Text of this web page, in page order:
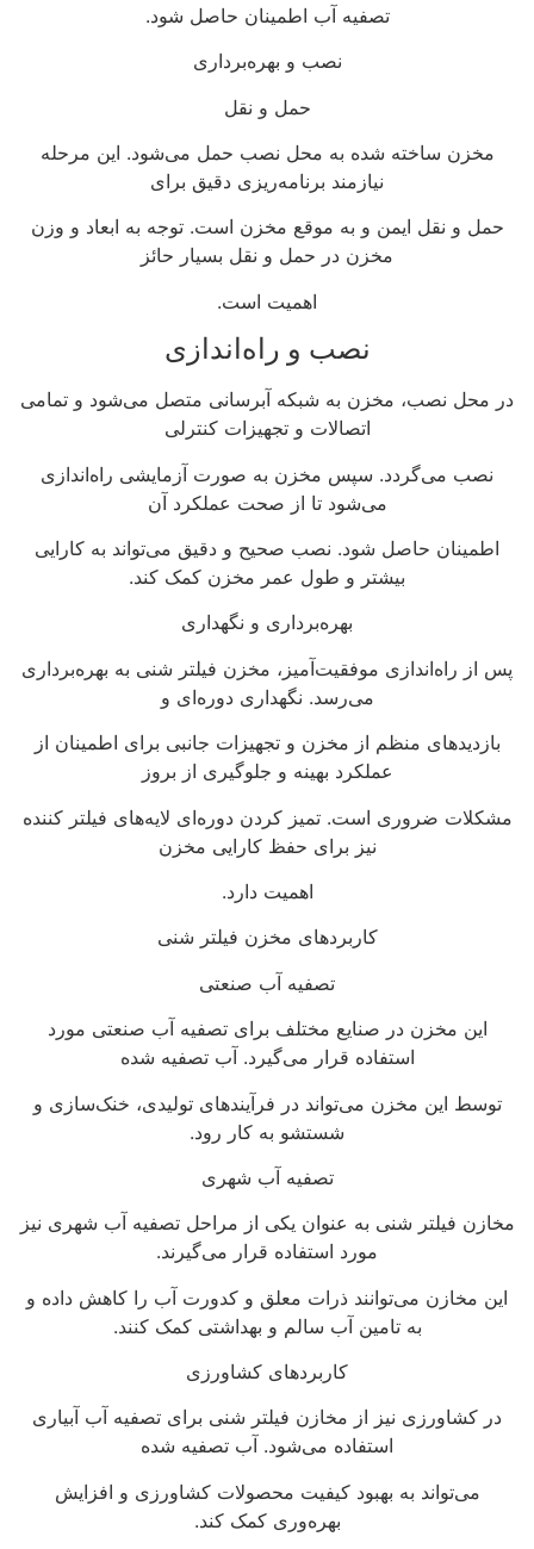
تصفیه آب اطمینان حاصل شود.
نصب و بهره‌برداری
حمل و نقل
مخزن ساخته شده به محل نصب حمل می‌شود. این مرحله
نیازمند برنامه‌ریزی دقیق برای
حمل و نقل ایمن و به موقع مخزن است. توجه به ابعاد و وزن
مخزن در حمل و نقل بسیار حائز
اهمیت است.
نصب و راه‌اندازی
در محل نصب، مخزن به شبکه آبرسانی متصل می‌شود و تمامی
اتصالات و تجهیزات کنترلی
نصب می‌گردد. سپس مخزن به صورت آزمایشی راه‌اندازی
می‌شود تا از صحت عملکرد آن
اطمینان حاصل شود. نصب صحیح و دقیق می‌تواند به کارایی
بیشتر و طول عمر مخزن کمک کند.
بهره‌برداری و نگهداری
پس از راه‌اندازی موفقیت‌آمیز، مخزن فیلتر شنی به بهره‌برداری
می‌رسد. نگهداری دوره‌ای و
بازدیدهای منظم از مخزن و تجهیزات جانبی برای اطمینان از
عملکرد بهینه و جلوگیری از بروز
مشکلات ضروری است. تمیز کردن دوره‌ای لایه‌های فیلتر کننده
نیز برای حفظ کارایی مخزن
اهمیت دارد.
کاربردهای مخزن فیلتر شنی
تصفیه آب صنعتی
این مخزن در صنایع مختلف برای تصفیه آب صنعتی مورد
استفاده قرار می‌گیرد. آب تصفیه شده
توسط این مخزن می‌تواند در فرآیندهای تولیدی، خنک‌سازی و
شستشو به کار رود.
تصفیه آب شهری
مخازن فیلتر شنی به عنوان یکی از مراحل تصفیه آب شهری نیز
مورد استفاده قرار می‌گیرند.
این مخازن می‌توانند ذرات معلق و کدورت آب را کاهش داده و
به تامین آب سالم و بهداشتی کمک کنند.
کاربردهای کشاورزی
در کشاورزی نیز از مخازن فیلتر شنی برای تصفیه آب آبیاری
استفاده می‌شود. آب تصفیه شده
می‌تواند به بهبود کیفیت محصولات کشاورزی و افزایش
بهره‌وری کمک کند.